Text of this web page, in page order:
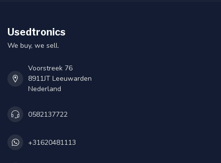
Usedtronics
We buy, we sell.
Voorstreek 76
8911JT Leeuwarden
Nederland
0582137722
+31620481113